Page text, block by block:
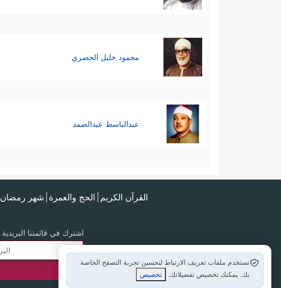
محمود خليل الحصري
عبدالباسط عبدالصمد
القرآن الكريم الحج والعمرة شهر رمضان
اشترك في قائمتنا البريدية
نستخدم ملفات تعريف الارتباط لتحسين تجربة التصفح الخاصة
بك. يمكنك تخصيص تفضيلاتك.
تخصيص